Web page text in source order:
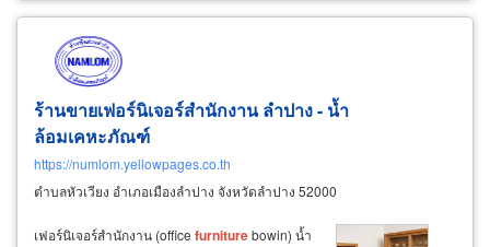
ร้านขายเฟอร์นิเจอร์สำนักงาน ลำปาง - น้ำ
ล้อมเคหะภัณฑ์
https://numlom.yellowpages.co.th
ตำบลหัวเวียง อำเภอเมืองลำปาง จังหวัดลำปาง 52000
เฟอร์นิเจอร์สำนักงาน (office furniturebowin) น้ำ